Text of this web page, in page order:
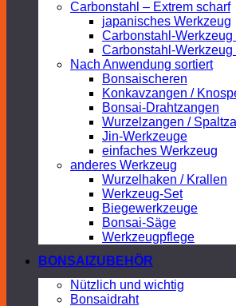
Carbonstahl – Extrem scharf
japanisches Werkzeug
Carbonstahl-Werkzeug
Carbonstahl-
Nach Anwendung sortiert
Bonsaischeren
Konkavzangen /
Bonsai-Drahtzangen
Wurzelzangen /
Jin-Werkzeuge
einfaches Werkzeug
anderes Werkzeug
Wurzelhaken / Krallen
Werkzeug-Set
Biegewerkzeuge
Bonsai-Säge
Werkzeugpflege
BONSAIZUBEHÖR
Nützlich und wichtig
Bonsaidraht